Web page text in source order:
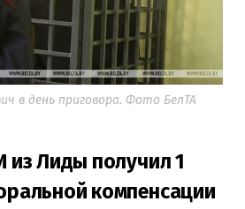
в день приговора. Фото БелТА
из Лиды получил 1
компенсации